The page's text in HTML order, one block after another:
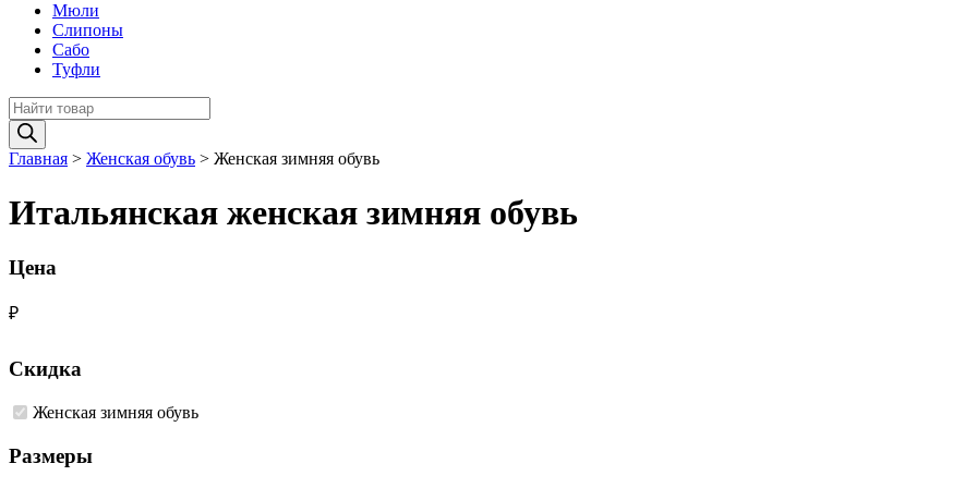
Мюли
Слипоны
Сабо
Туфли
Поиск
товаров
Главная > Женская обувь > Женская зимняя обувь
Итальянская женская зимняя обувь
Цена
₽
Скидка
Женская зимняя обувь
Размеры